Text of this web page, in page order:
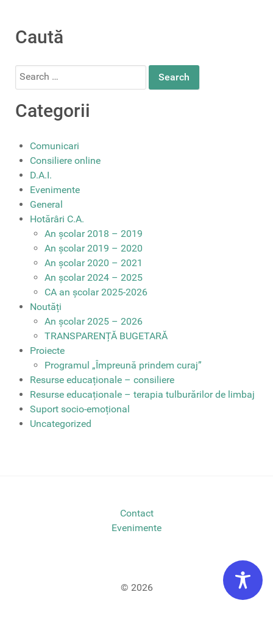
Caută
Search
Categorii
Comunicari
Consiliere online
D.A.I.
Evenimente
General
Hotărâri C.A.
An școlar 2018 – 2019
An școlar 2019 – 2020
An școlar 2020 – 2021
An școlar 2024 – 2025
CA an școlar 2025-2026
Noutăți
An școlar 2025 – 2026
TRANSPARENȚĂ BUGETARĂ
Proiecte
Programul „Împreună prindem curaj”
Resurse educaționale – consiliere
Resurse educaționale – terapia tulburărilor de limbaj
Suport socio-emoțional
Uncategorized
Contact
Evenimente
© 2026